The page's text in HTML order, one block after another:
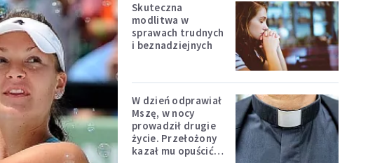
Skuteczna
modlitwa w
sprawach trudnych
i beznadziejnych
W dzień odprawiał
Mszę, w nocy
prowadził drugie
życie. Przełożony
kazał mu opuścić